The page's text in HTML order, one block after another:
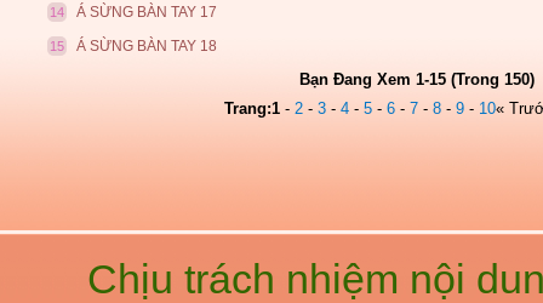
14 Á SỪNG BÀN TAY 17
15 Á SỪNG BÀN TAY 18
Bạn Đang Xem 1-15 (Trong 150)
Trang:1 -2 -3 -4 -5 -6 -7 -8 -9 - 10«
Chịu trách nhiệm nội